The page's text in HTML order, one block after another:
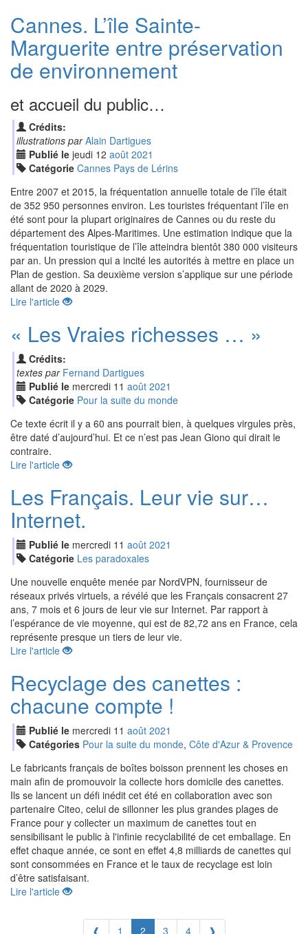
Cannes. L’île Sainte-
Marguerite entre préservation
de environnement
et accueil du public…
Crédits:
illustrations par Alain Dartigues
Publié le jeudi 12 août 2021
Catégorie Cannes Pays de Lérins
Entre 2007 et 2015, la fréquentation annuelle totale de l’île était
de 352 950 personnes environ. Les touristes fréquentant l’île en
été sont pour la plupart originaires de Cannes ou du reste du
département des Alpes-Maritimes. Une estimation indique que la
fréquentation touristique de l’île atteindra bientôt 380 000 visiteurs
par an. Un pression qui a incité les autorités à mettre en place un
Plan de gestion. Sa deuxième version s’applique sur une période
allant de 2020 à 2029.
Lire l'article
« Les Vraies richesses … »
Crédits:
textes par Fernand Dartigues
Publié le mercredi 11 août 2021
Catégorie Pour la suite du monde
Ce texte écrit il y a 60 ans pourrait bien, à quelques virgules près,
être daté d’aujourd’hui. Et ce n’est pas Jean Giono qui dirait le
contraire.
Lire l'article
Les Français. Leur vie sur…
Internet.
Publié le mercredi 11 août 2021
Catégorie Les paradoxales
Une nouvelle enquête menée par NordVPN, fournisseur de
réseaux privés virtuels, a révélé que les Français consacrent 27
ans, 7 mois et 6 jours de leur vie sur Internet. Par rapport à
l’espérance de vie moyenne, qui est de 82,72 ans en France, cela
représente presque un tiers de leur vie.
Lire l'article
Recyclage des canettes :
chacune compte !
Publié le mercredi 11 août 2021
Catégories Pour la suite du monde, Côte d'Azur & Provence
Le fabricants français de boîtes boisson prennent les choses en
main afin de promouvoir la collecte hors domicile des canettes.
Ils se lancent un défi inédit cet été en collaboration avec son
partenaire Citeo, celui de sillonner les plus grandes plages de
France pour y collecter un maximum de canettes tout en
sensibilisant le public à l'infinie recyclabilité de cet emballage. En
effet chaque année, ce sont en effet 4,8 milliards de canettes qui
sont consommées en France et le taux de recyclage est loin
d’être satisfaisant.
Lire l'article
❰ 1 2 3 4 ❱